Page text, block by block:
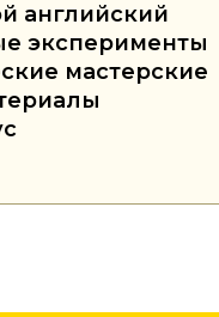
английский
эксперименты
мастерские